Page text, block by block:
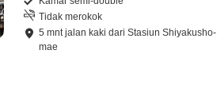
Tidak merokok
5 mntjalan kaki dariStasiun Shiyakusho-
mae